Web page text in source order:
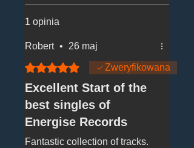
1 opinia
Robert •
26 maj
Oceniono na 5 z 5 gwiazdek.
Zweryfikowana
Excellent Start of the
best singles of
Energise Records
Fantastic collection of tracks.